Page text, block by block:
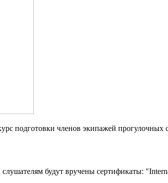
подготовки членов экипажей
будут вручены сертификаты: